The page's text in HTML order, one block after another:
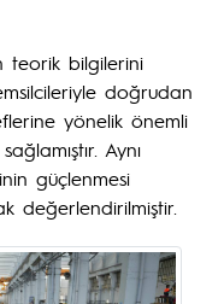
teorik bilgilerini
doğrudan
yönelik önemli
Aynı
güçlenmesi
değerlendirilmiştir.